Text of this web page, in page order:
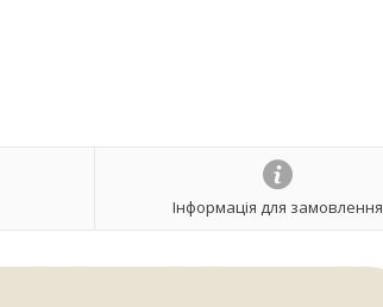
Інформація для замовлення